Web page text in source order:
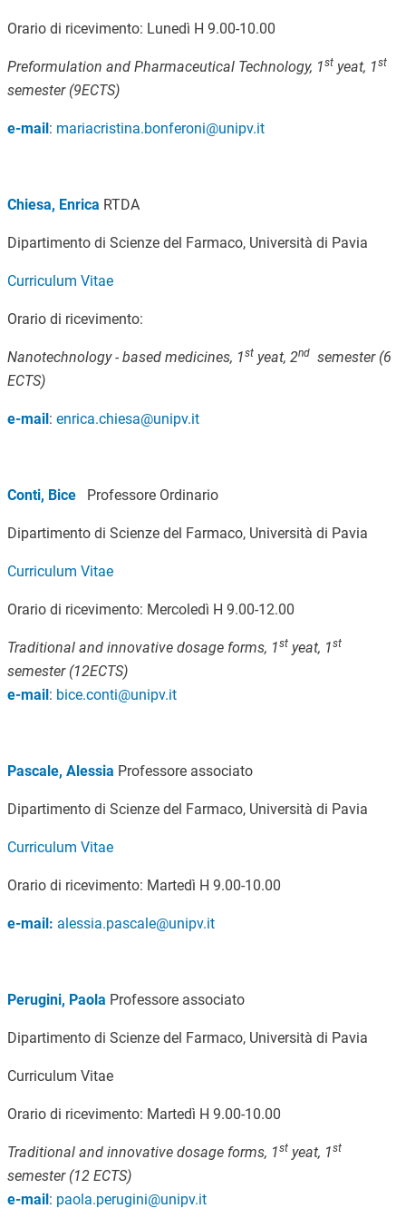
Orario di ricevimento: Lunedì H 9.00-10.00
Preformulation and Pharmaceutical Technology, 1styeat, 1st
semester (9ECTS)
e-mail: mariacristina.bonferoni@unipv.it
Chiesa, Enrica RTDA
Dipartimento di Scienze del Farmaco, Università di Pavia
Curriculum Vitae
Orario di ricevimento:
Nanotechnology - based medicines, 1styeat, 2ndsemester (6
ECTS)
e-mail: enrica.chiesa@unipv.it
Conti, Bice Professore Ordinario
Dipartimento di Scienze del Farmaco, Università di Pavia
Curriculum Vitae
Orario di ricevimento: Mercoledì H 9.00-12.00
Traditional and innovative dosage forms, 1styeat, 1st
semester (12ECTS)
e-mail: bice.conti@unipv.it
Pascale, Alessia Professore associato
Dipartimento di Scienze del Farmaco, Università di Pavia
Curriculum Vitae
Orario di ricevimento: Martedì H 9.00-10.00
e-mail: alessia.pascale@unipv.it
Perugini, Paola Professore associato
Dipartimento di Scienze del Farmaco, Università di Pavia
Curriculum Vitae
Orario di ricevimento: Martedì H 9.00-10.00
Traditional and innovative dosage forms, 1styeat, 1st
semester (12 ECTS)
e-mail: paola.perugini@unipv.it